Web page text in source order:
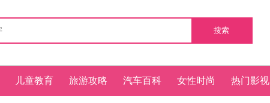
搜索
儿童教育 旅游攻略 汽车百科 女性时尚 热门影视